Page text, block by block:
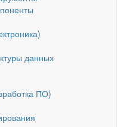
данных
ПО)